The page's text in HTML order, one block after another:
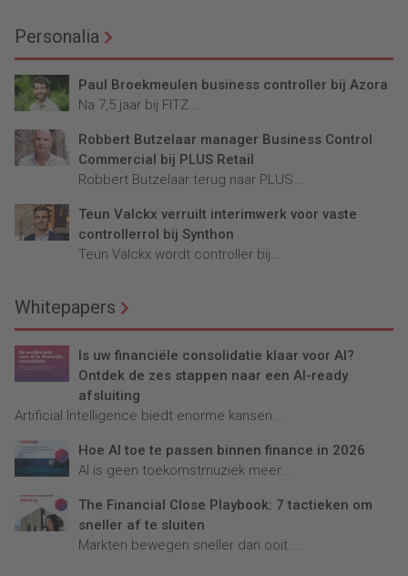
Personalia
Paul Broekmeulen business controller bij Azora
Na 7,5 jaar bij FITZ...
Robbert Butzelaar manager Business Control
Commercial bij PLUS Retail
Robbert Butzelaar terug naar PLUS...
Teun Valckx verruilt interimwerk voor vaste
controllerrol bij Synthon
Teun Valckx wordt controller bij...
Whitepapers
Is uw financiële consolidatie klaar voor AI?
Ontdek de zes stappen naar een AI-ready
afsluiting
Artificial Intelligence biedt enorme kansen...
Hoe AI toe te passen binnen finance in 2026
AI is geen toekomstmuziek meer...
The Financial Close Playbook: 7 tactieken om
sneller af te sluiten
Markten bewegen sneller dan ooit....